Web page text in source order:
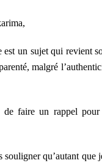
est un sujet qui revient
malgré
faire un rappel pour
qu’autant que